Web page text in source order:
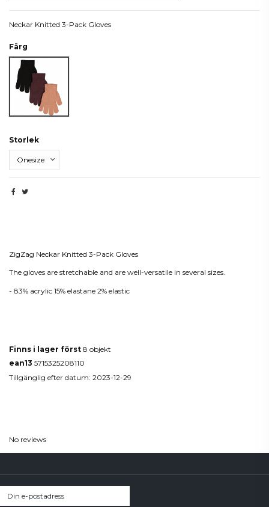
Neckar Knitted 3-Pack Gloves
Färg
Storlek
ZigZag Neckar Knitted 3-Pack Gloves
The gloves are stretchable and are well-versatile in several sizes.
- 83% acrylic 15% elastane 2% elastic
Finns i lager först 8 objekt
ean13 5715325208110
Tillgänglig efter datum: 2023-12-29
No reviews